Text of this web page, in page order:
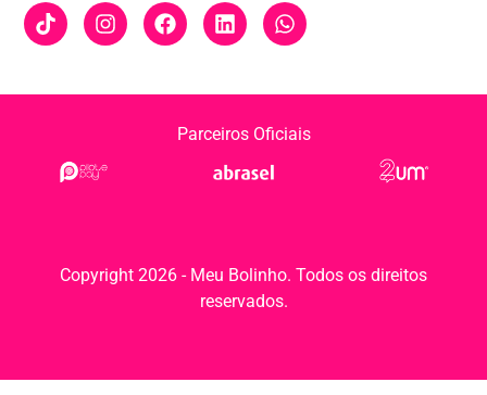
Parceiros Oficiais
Copyright 2026 - Meu Bolinho. Todos os direitos
reservados.